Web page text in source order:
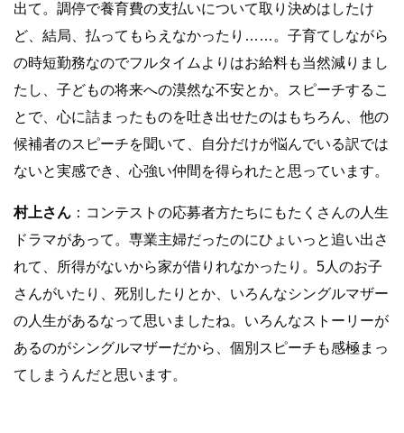
出て。調停で養育費の支払いについて取り決めはしたけ
ど、結局、払ってもらえなかったり……。子育てしながら
の時短勤務なのでフルタイムよりはお給料も当然減りまし
たし、子どもの将来への漠然な不安とか。スピーチするこ
とで、心に詰まったものを吐き出せたのはもちろん、他の
候補者のスピーチを聞いて、自分だけが悩んでいる訳では
ないと実感でき、心強い仲間を得られたと思っています。
村上さん ：コンテストの応募者方たちにもたくさんの人生
ドラマがあって。専業主婦だったのにひょいっと追い出さ
れて、所得がないから家が借りれなかったり。5人のお子
さんがいたり、死別したりとか、いろんなシングルマザー
の人生があるなって思いましたね。いろんなストーリーが
あるのがシングルマザーだから、個別スピーチも感極まっ
てしまうんだと思います。